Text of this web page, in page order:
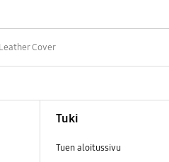
Cover
Tuki
Tuen aloitussivu